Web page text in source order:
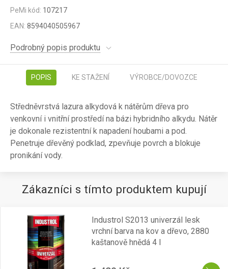
PeMi kód: 107217
EAN: 8594040505967
Podrobný popis produktu
POPIS KE STAŽENÍ VÝROBCE/DOVOZCE
Středněvrstvá lazura alkydová k nátěrům dřeva pro
venkovní i vnitřní prostředí na bázi hybridního alkydu. Nátěr
je dokonale rezistentní k napadení houbami a pod.
Penetruje dřevěný podklad, zpevňuje povrch a blokuje
pronikání vody.
Zákazníci s tímto produktem kupují
Industrol S2013 univerzál lesk
vrchní barva na kov a dřevo, 2880
kaštanově hnědá 4 l